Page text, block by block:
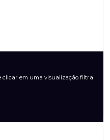
clicar em uma visualização filtra